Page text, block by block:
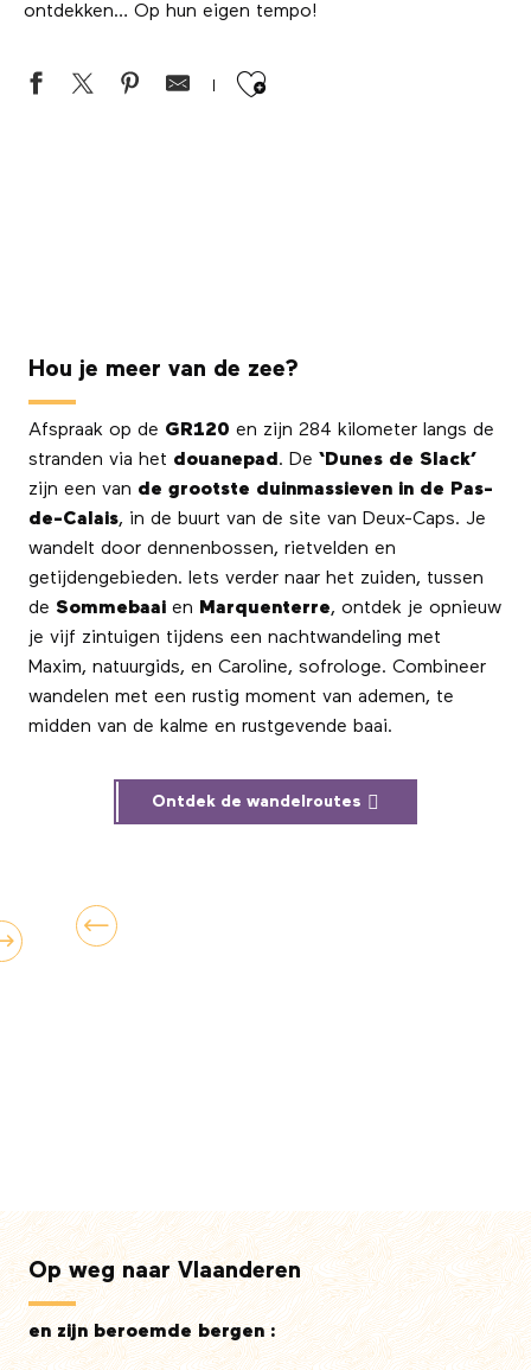
ontdekken… Op hun eigen tempo!
Ajouter aux
Hou je meer van de zee?
Afspraak op de GR120 en zijn 284 kilometer langs de
stranden via het douanepad . De ‘Dunes de Slack’
zijn een van de grootste duinmassieven in de Pas-
de-Calais, in de buurt van de site van Deux-Caps. Je
wandelt door dennenbossen, rietvelden en
getijdengebieden. Iets verder naar het zuiden, tussen
de Sommebaai en Marquenterre, ontdek je opnieuw
je vijf zintuigen tijdens een nachtwandeling met
Maxim, natuurgids, en Caroline, sofrologe. Combineer
wandelen met een rustig moment van ademen, te
midden van de kalme en rustgevende baai.
Ontdek de wandelroutes
Op weg naar Vlaanderen
en zijn beroemde bergen :